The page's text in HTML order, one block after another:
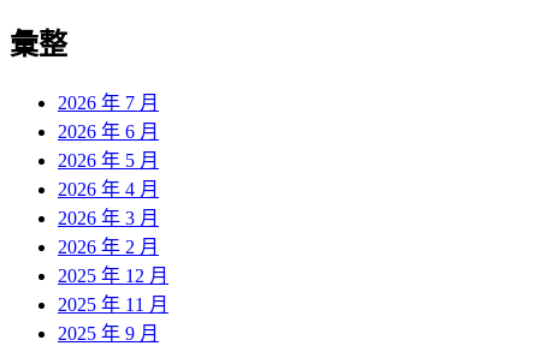
彙整
2026 年 7 月
2026 年 6 月
2026 年 5 月
2026 年 4 月
2026 年 3 月
2026 年 2 月
2025 年 12 月
2025 年 11 月
2025 年 9 月